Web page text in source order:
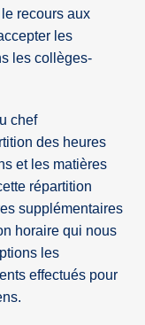
recours aux
les
les collèges-
chef
des heures
et les matières
répartition
supplémentaires
horaire qui nous
les
effectués pour